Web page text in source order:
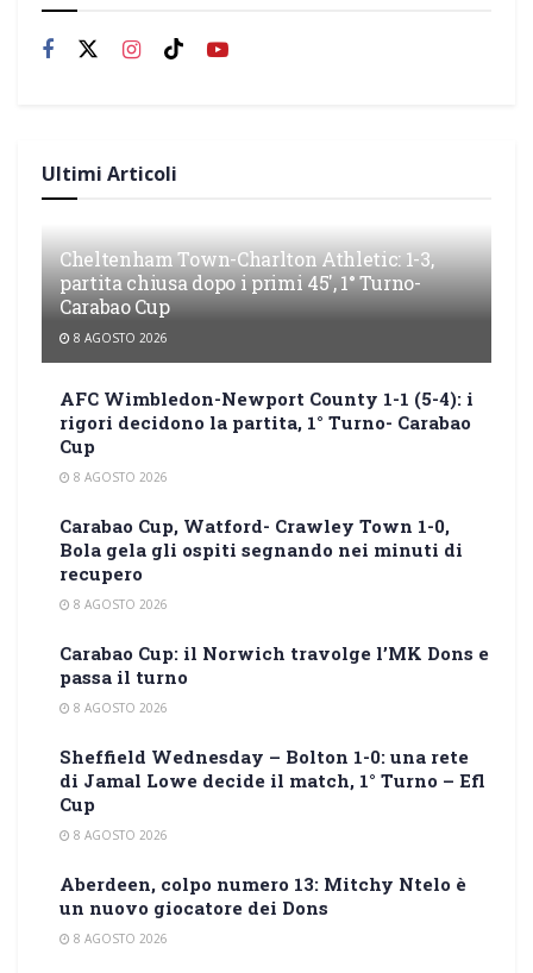
Ultimi Articoli
Cheltenham Town-Charlton Athletic: 1-3,
partita chiusa dopo i primi 45′, 1° Turno-
Carabao Cup
8 AGOSTO 2026
AFC Wimbledon-Newport County 1-1 (5-4): i
rigori decidono la partita, 1° Turno- Carabao
Cup
8 AGOSTO 2026
Carabao Cup, Watford- Crawley Town 1-0,
Bola gela gli ospiti segnando nei minuti di
recupero
8 AGOSTO 2026
Carabao Cup: il Norwich travolge l’MK Dons e
passa il turno
8 AGOSTO 2026
Sheffield Wednesday – Bolton 1-0: una rete
di Jamal Lowe decide il match, 1° Turno – Efl
Cup
8 AGOSTO 2026
Aberdeen, colpo numero 13: Mitchy Ntelo è
un nuovo giocatore dei Dons
8 AGOSTO 2026